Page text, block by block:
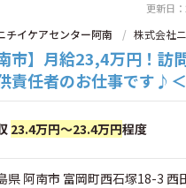
更新日
チイケアセンター阿南 株式会社
市】月給23,4万円！訪
責任者のお仕事です♪
23.4万円～23.4万円程度
県 阿南市 富岡町西石塚18-3 西